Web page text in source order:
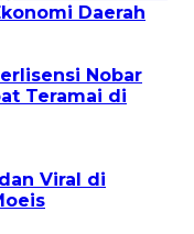
Daerah
Nobar
Teramai di
Viral di